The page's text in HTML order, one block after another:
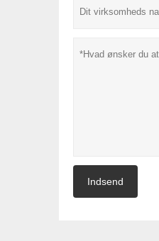
Indsend